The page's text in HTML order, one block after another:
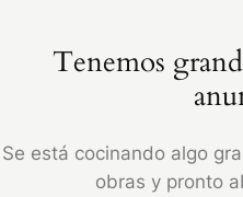
Tenemos
Se está cocinando algo
obras y pronto